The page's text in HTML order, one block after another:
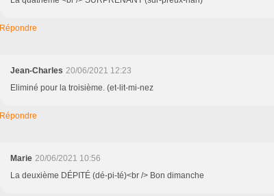
Répondre
Jean-Charles 20/06/2021 12:23
Eliminé pour la troisième. (et-lit-mi-nez
Répondre
Marie 20/06/2021 10:56
La deuxième DÉPITÉ (dé-pi-té)<br /> Bon dimanche